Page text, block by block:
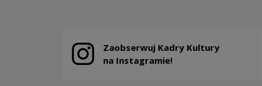
Zaobserwuj Kadry Kultury
na Instagramie!
Note, the link will open in a new window